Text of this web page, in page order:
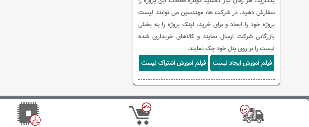
سفارش دهید. در شرکت ها، مهندسین می توانند لیست
پروژه خود را ایجاد و برای خرید، لینک پروژه را به بخش
بازرگانی شرکت ارسال نمایند و کالاهای خریداری شده
لیست را بر روی پنل خود چک نمایند.
فیلم آموزش ایجاد لیست
فیلم آموزش اشتراک لیست